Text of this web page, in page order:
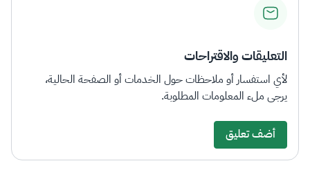
التعليقات والاقتراحات
لأي استفسار أو ملاحظات حول الخدمات أو الصفحة الحالية،
يرجى ملء المعلومات المطلوبة.
أضف تعليق